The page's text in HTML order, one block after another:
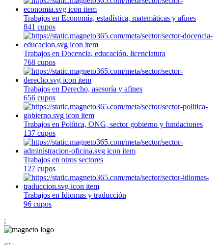
Trabajos en Economía, estadística, matemáticas y afines
841 cupos
Trabajos en Docencia, educación, licenciatura
768 cupos
Trabajos en Derecho, asesoría y afines
656 cupos
Trabajos en Política, ONG, sector gobierno y fundaciones
137 cupos
Trabajos en otros sectores
127 cupos
Trabajos en Idiomas y traducción
96 cupos
;